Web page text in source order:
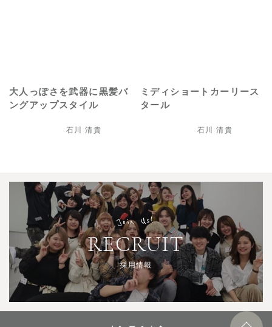
大人っぽさを武器に黒髪バ
ングアップスタイル
石川 清貴
ミディショートカーリース
タール
石川 清貴
Join Us!
RECRUIT
採用情報